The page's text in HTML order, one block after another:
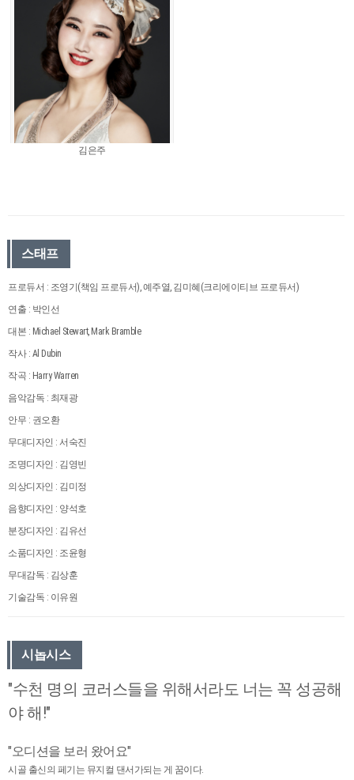
김은주
스태프
프로듀서 : 조영기(책임 프로듀서), 예주열, 김미혜(크리에이티브 프로듀서)
연출 : 박인선
대본 : Michael Stewart, Mark Bramble
작사 : Al Dubin
작곡 : Harry Warren
음악감독 : 최재광
안무 : 권오환
무대디자인 : 서숙진
조명디자인 : 김영빈
의상디자인 : 김미정
음향디자인 : 양석호
분장디자인 : 김유선
소품디자인 : 조윤형
무대감독 : 김상훈
기술감독 : 이유원
시놉시스
"수천 명의 코러스들을 위해서라도 너는 꼭 성공해
야 해!"
"오디션을 보러 왔어요"
시골 출신의 페기는 뮤지컬 댄서가되는 게 꿈이다.